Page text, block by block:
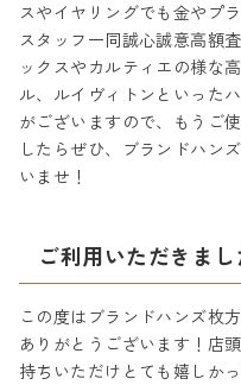
スやイヤリングでも金やプ
スタッフ一同誠心誠意高額
ックスやカルティエの様な
ル、ルイヴィトンといった
がございますので、もうご
したらぜひ、ブランドハン
いませ！
ご利用いただきま
この度はブランドハンズ枚
ありがとうございます！店
持ちいただけとても嬉しか